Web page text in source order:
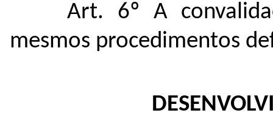
Art. 6º A
mesmos procedimentos